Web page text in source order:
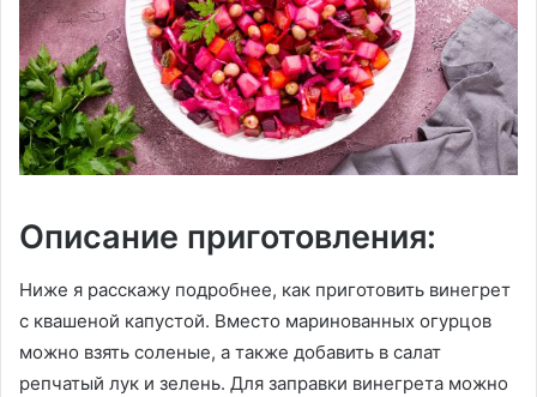
Описание приготовления:
Ниже я расскажу подробнее, как приготовить винегрет
с квашеной капустой. Вместо маринованных огурцов
можно взять соленые, а также добавить в салат
репчатый лук и зелень. Для заправки винегрета можно